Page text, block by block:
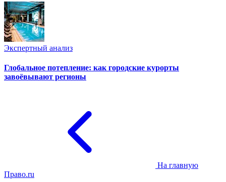
Экспертный анализ
Глобальное потепление: как городские курорты
завоёвывают регионы
На главную
Право.ru